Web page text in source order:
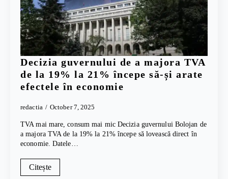
Decizia guvernului de a majora TVA
de la 19% la 21% începe să-și arate
efectele în economie
redactia October 7, 2025
TVA mai mare, consum mai mic Decizia guvernului Bolojan de
a majora TVA de la 19% la 21% începe să lovească direct în
economie. Datele…
Citește